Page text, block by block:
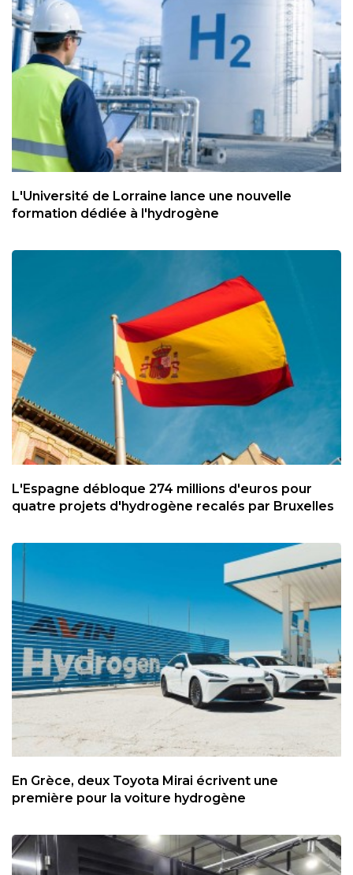
L'Université de Lorraine lance une nouvelle
formation dédiée à l'hydrogène
L'Espagne débloque 274 millions d'euros pour
quatre projets d'hydrogène recalés par Bruxelles
En Grèce, deux Toyota Mirai écrivent une
première pour la voiture hydrogène